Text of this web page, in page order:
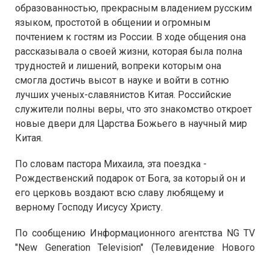
образованностью, прекрасным владением русским
языком, простотой в общении и огромным
почтением к гостям из России. В ходе общения она
рассказывала о своей жизни, которая была полна
трудностей и лишений, вопреки которым она
смогла достичь высот в науке и войти в сотню
лучших ученых-славянистов Китая. Российские
служители полны веры, что это знакомство откроет
новые двери для Царства Божьего в научный мир
Китая.
По словам пастора Михаила, эта поездка -
Рождественский подарок от Бога, за который он и
его церковь воздают всю славу любящему и
верному Господу Иисусу Христу.
По сообщению Информационного агентства NG TV
"New Generation Television" (Телевидение Нового